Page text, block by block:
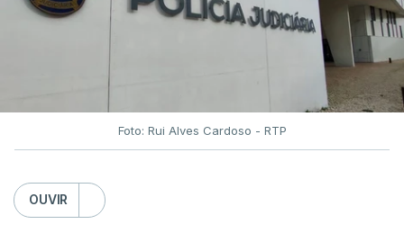
Foto: Rui Alves Cardoso - RTP
OUVIR